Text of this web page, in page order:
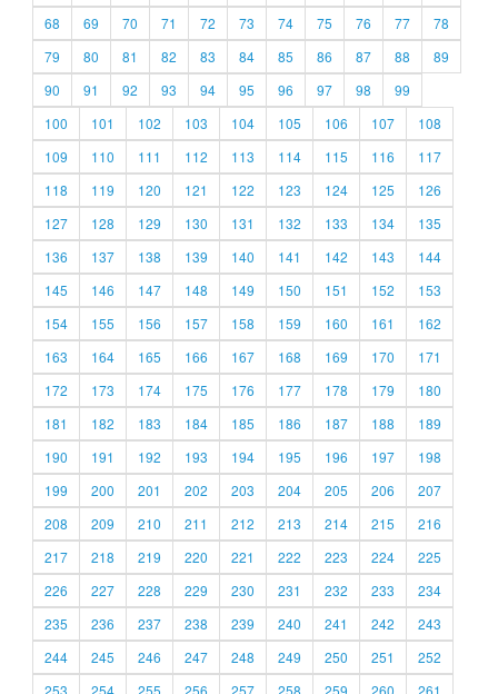
68
69 70 71 72 73 74 75 76 77
78
79
80 81 82 83 84 85 86 87 88
89
90
91 92 93 94 95 96 97 98
99
100
101 102 103 104 105 106 107
108
109
110 111 112 113 114 115 116
117
118
119 120 121 122 123 124 125
126
127
128 129 130 131 132 133 134
135
136
137 138 139 140 141 142 143
144
145
146 147 148 149 150 151 152
153
154
155 156 157 158 159 160 161
162
163
164 165 166 167 168 169 170
171
172
173 174 175 176 177 178 179
180
181
182 183 184 185 186 187 188
189
190
191 192 193 194 195 196 197
198
199
200 201 202 203 204 205 206
207
208
209 210 211 212 213 214 215
216
217
218 219 220 221 222 223 224
225
226
227 228 229 230 231 232 233
234
235
236 237 238 239 240 241 242
243
244
245 246 247 248 249 250 251
252
253
254 255 256 257 258 259 260 261